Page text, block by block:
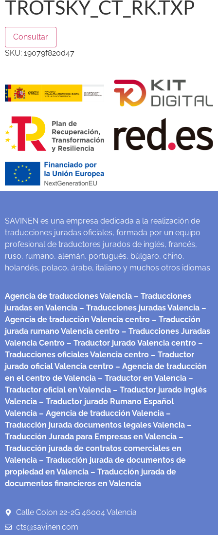
TROTSKY_CT_RK.TXP
Consultar
SKU: 19079f820d47
SAVINEN es una empresa dedicada a la realización de
traducciones juradas oficiales, formada por un equipo
profesional de traductores jurados de inglés, francés,
ruso, rumano, alemán, portugués, búlgaro, chino,
holandés, polaco, árabe, italiano y muchos otros idiomas
Agencia de traducciones Valencia – Traducciones
juradas en Valencia – Traducciones juradas Valencia –
Agencia de traducción Valencia centro – Traducción
jurada rumano Valencia centro – Traducciones Juradas
Valencia Centro – Traductor jurado Valencia centro –
Traducciones oficiales Valencia centro – Traductor
jurado oficial Valencia centro – Agencia de traducción
en el centro de Valencia – Traductor en Valencia –
Traductor oficial en Valencia – Traductor jurado inglés
Valencia – Traductor jurado Rumano Español
Valencia – Agencia de traducción Valencia –
Traducción jurada documentos legales Valencia –
Traducción Jurada para Empresas en Valencia –
Traducción jurada de contratos comerciales en
Valencia – Traducción jurada de documentos de
propiedad en Valencia – Traducción jurada de
documentos financieros en Valencia
Calle Colon 22-2G 46004 Valencia
cts@savinen.com